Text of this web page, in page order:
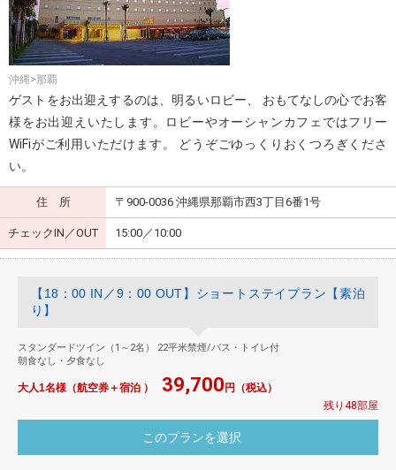
沖縄>那覇
ゲストをお出迎えするのは、明るいロビー、 おもてなしの心でお客
様をお出迎えいたします。ロビーやオーシャンカフェではフリー
WiFiがご利用いただけます。 どうぞごゆっくりおくつろぎくださ
い。
住 所 〒900-0036 沖縄県那覇市西3丁目6番1号
チェックIN／OUT 15:00／10:00
【18：00 IN／9：00 OUT】ショートステイプラン【素泊
り】
スタンダードツイン（1～2名） 22平米禁煙/バス・トイレ付
朝食なし・夕食なし
大人1名様（航空券＋宿泊 ） 39,700 円（税込）
残り48部屋